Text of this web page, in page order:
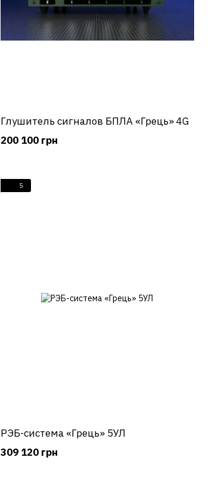
Глушитель сигналов БПЛА «Грець» 4G
200 100 грн
5
РЭБ-система «Грець» 5УЛ
309 120 грн